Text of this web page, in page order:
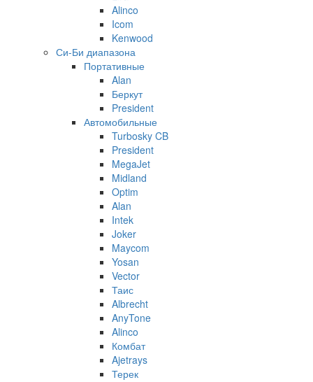
Alinco
Icom
Kenwood
Си-Би диапазона
Портативные
Alan
Беркут
President
Автомобильные
Turbosky CB
President
MegaJet
Midland
Optim
Alan
Intek
Joker
Maycom
Yosan
Vector
Таис
Albrecht
AnyTone
Alinco
Комбат
Ajetrays
Терек